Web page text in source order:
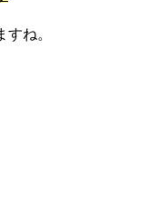
すね。